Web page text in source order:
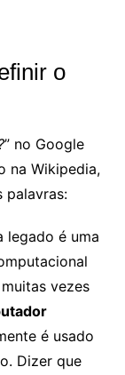
o
” no Google
na Wikipedia,
palavras:
legado é uma
vezes
é usado
Dizer que